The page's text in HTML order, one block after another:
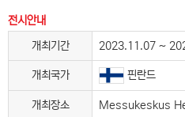
전시안내
개최기간
2023.11.07 ~
개최국가 핀란드
개최장소 Messukeskus